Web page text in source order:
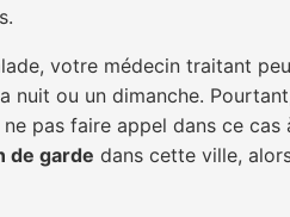
votre médecin traitant
nuit ou un dimanche.
pas faire appel dans ce
de garde dans cette ville,